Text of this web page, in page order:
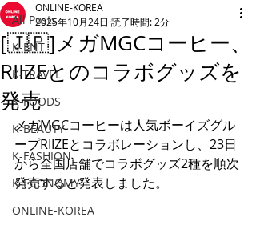
All Posts
K-ENT
K-TRAVEL
K-FOODS
K-BEAUTY
K-FASHION
K-ECONOMY
ONLINE-KOREA
[🇯🇵]メガMGCコーヒー、
RIIZEとのコラボグッズを
発売
ONLINE-KOREA
2025年10月24日 読了時間: 2分
メガMGCコーヒーは人気ボーイズグル
ープRIIZEとコラボレーションし、23日
から全国店舗でコラボグッズ2種を順次
発売すると発表しました。